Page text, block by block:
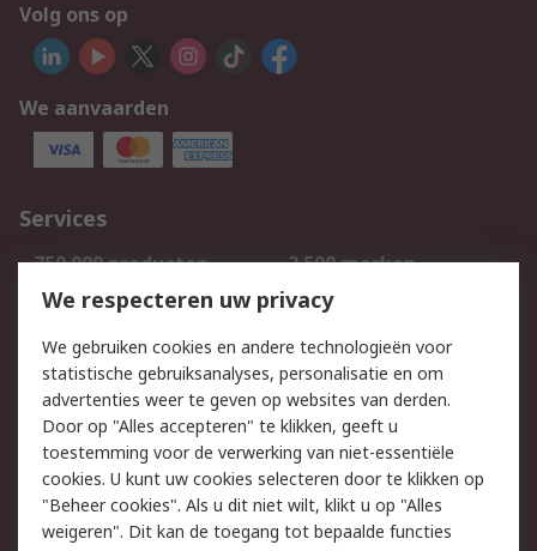
Volg ons op
We aanvaarden
Services
750.000 producten
2.500 merken
Bestellen
Inkoopoplossingen
Track & Trace
Wettelijk
Cookiebeleid
Email veiligheid
Privacybeleid
Websitevoorwaarden
Algemene
We respecteren uw privacy
We gebruiken cookies en andere technologieën voor
statistische gebruiksanalyses, personalisatie en om
advertenties weer te geven op websites van derden.
Door op "Alles accepteren" te klikken, geeft u
toestemming voor de verwerking van niet-essentiële
cookies. U kunt uw cookies selecteren door te klikken op
"Beheer cookies". Als u dit niet wilt, klikt u op "Alles
weigeren". Dit kan de toegang tot bepaalde functies